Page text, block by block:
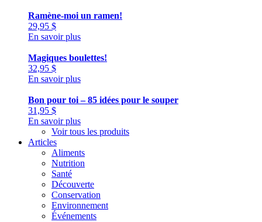
Ramène-moi un ramen!
29,95 $
En savoir plus
Magiques boulettes!
32,95 $
En savoir plus
Bon pour toi – 85 idées pour le souper
31,95 $
En savoir plus
Voir tous les produits
Articles
Aliments
Nutrition
Santé
Découverte
Conservation
Environnement
Événements